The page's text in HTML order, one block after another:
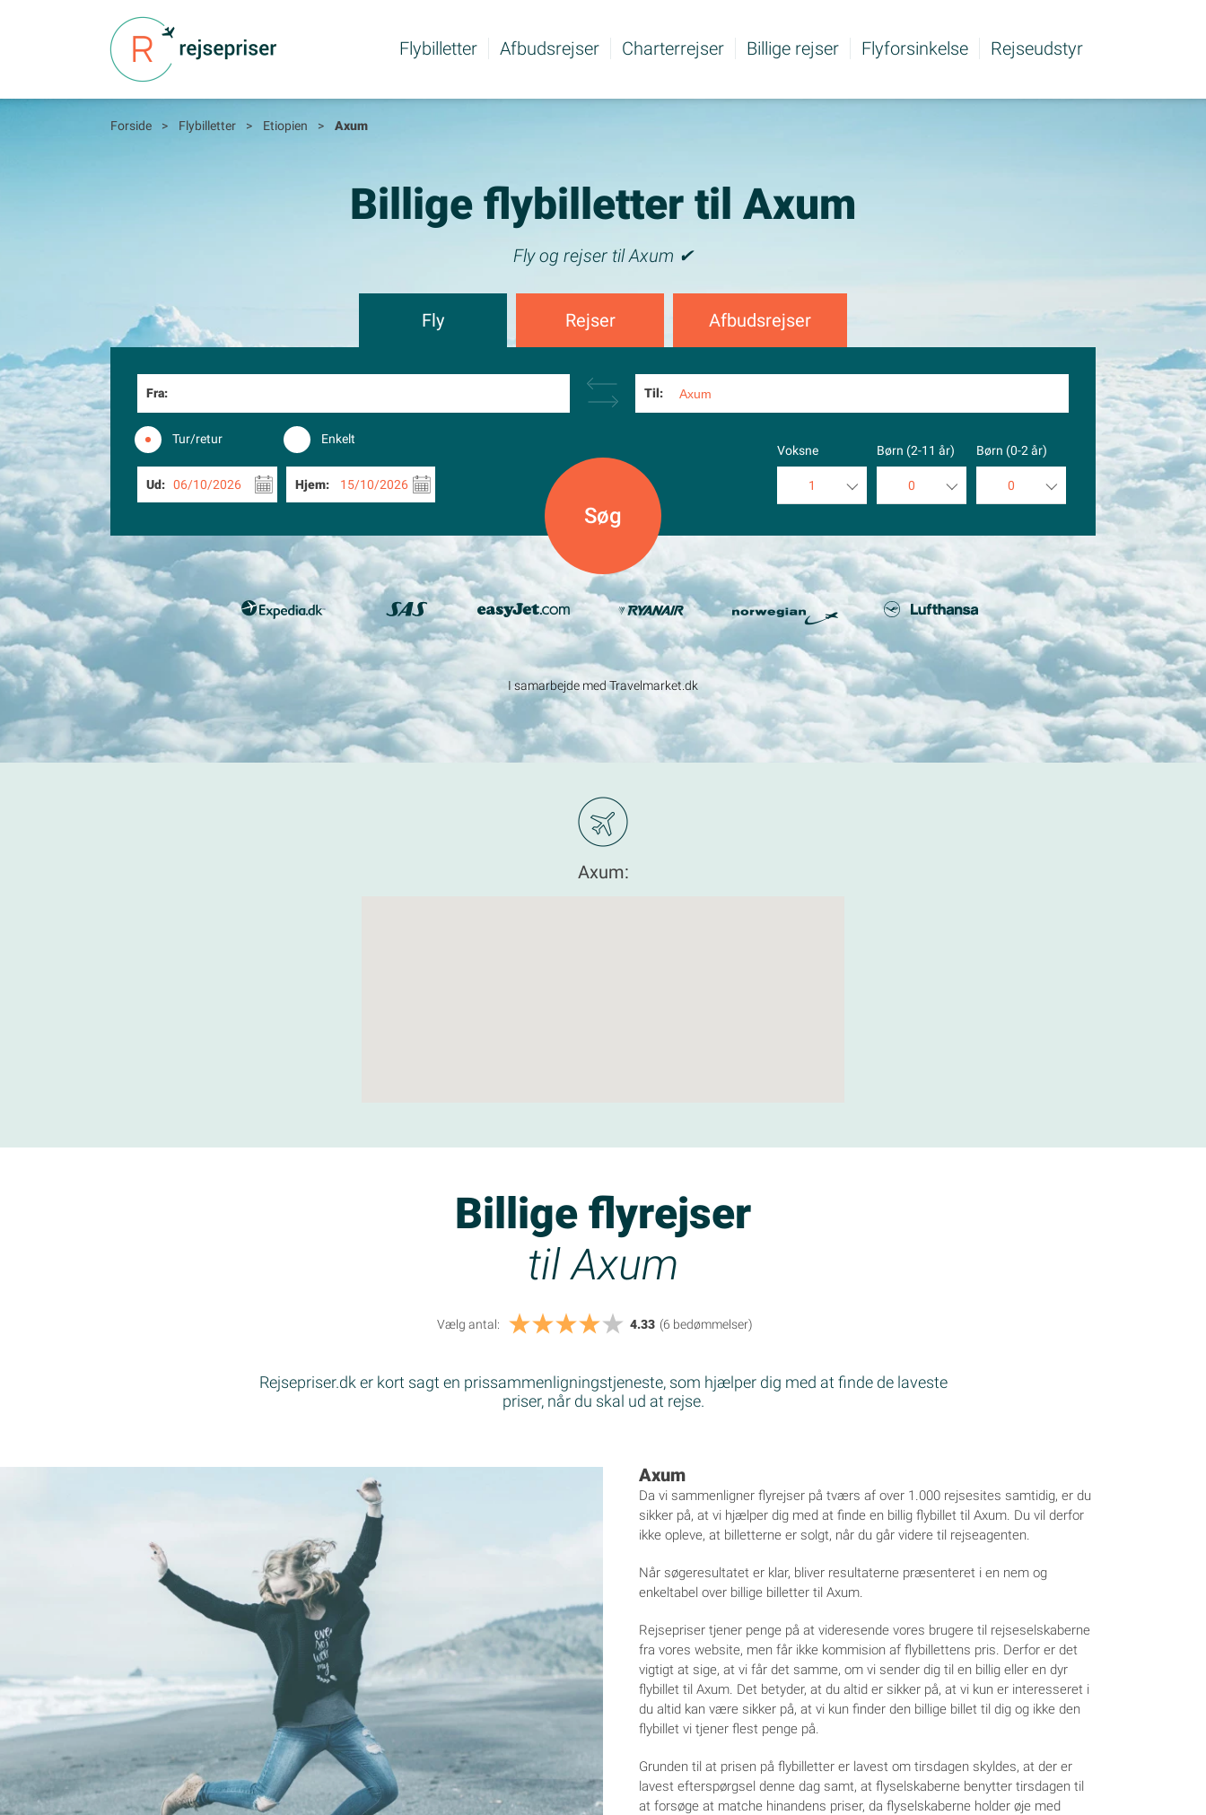
Flybilletter Afbudsrejser Charterrejser Billige rejser Flyforsinkelse Rejseudstyr
Forside > Flybilletter > Etiopien > Axum
Billige flybilletter til Axum
Fly og rejser til Axum ✔
Fly Rejser Afbudsrejser
Fra: Til:
Tur/retur Enkelt
Ud: 06/10/2026 Hjem: 15/10/2026
Voksne
1
3
4
5
Børn (2-11 år)
0
2
3
4
5
Børn (0-2 år)
0
3
4
I samarbejde med Travelmarket.dk
Axum:
Billige flyrejser
til Axum
Vælg antal: 4.33 (6 bedømmelser)
Rejsepriser.dk er kort sagt en prissammenligningstjeneste, som hjælper dig med at finde de laveste
priser, når du skal ud at rejse.
Axum
Da vi sammenligner flyrejser på tværs af over 1.000 rejsesites samtidig, er du
sikker på, at vi hjælper dig med at finde en billig flybillet til Axum. Du vil derfor
ikke opleve, at billetterne er solgt, når du går videre til rejseagenten.
Når søgeresultatet er klar, bliver resultaterne præsenteret i en nem og
enkeltabel over billige billetter til Axum.
Rejsepriser tjener penge på at videresende vores brugere til rejseselskaberne
fra vores website, men får ikke kommision af flybillettens pris. Derfor er det
vigtigt at sige, at vi får det samme, om vi sender dig til en billig eller en dyr
flybillet til Axum. Det betyder, at du altid er sikker på, at vi kun er interesseret i
du altid kan være sikker på, at vi kun finder den billige billet til dig og ikke den
flybillet vi tjener flest penge på.
Grunden til at prisen på flybilletter er lavest om tirsdagen skyldes, at der er
lavest efterspørgsel denne dag samt, at flyselskaberne benytter tirsdagen til
at forsøge at matche hinandens priser, da flyselskaberne holder øje med